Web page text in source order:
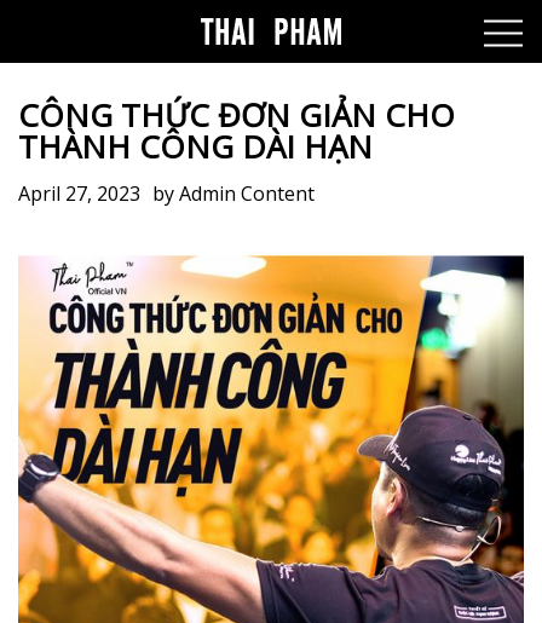
CÔNG THỨC ĐƠN GIẢN CHO
THÀNH CÔNG DÀI HẠN
April 27, 2023 byAdmin Content